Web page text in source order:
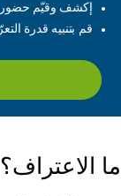
إكشف وقيّم حضور
قم بتنبيه قدرة
ما الاعتراف؟